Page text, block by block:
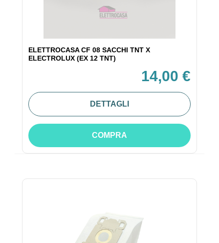
ELETTROCASA CF 08 SACCHI TNT X
ELECTROLUX (EX 12 TNT)
14,00 €
DETTAGLI
COMPRA